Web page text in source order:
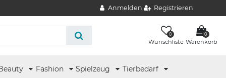
Anmelden Registrieren
0
Wunschliste
0
Warenkorb
Fashion Spielzeug Tierbedarf